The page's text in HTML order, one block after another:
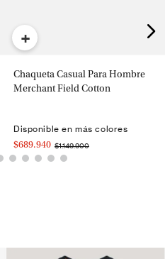
+
Chaqueta Casual Para Hombre
Merchant Field Cotton
Disponible en más colores
$689.940 $1.149.900